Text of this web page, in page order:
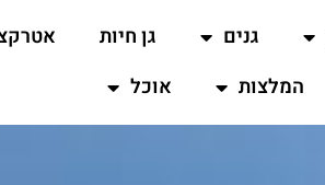
גנים גן חיות
המלצות
אוכל